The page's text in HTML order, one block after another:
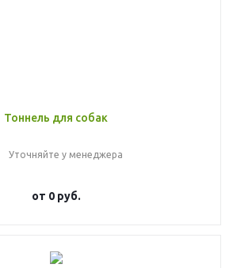
Тоннель для собак
Уточняйте у менеджера
от 0 руб.